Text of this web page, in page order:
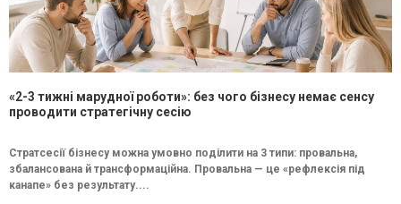
«2-3 тижні марудної роботи»: без чого бізнесу немає сенсу
проводити стратегічну сесію
Стратсесії бізнесу можна умовно поділити на 3 типи: провальна,
збалансована й трансформаційна. Провальна — це «рефлексія під
канапе» без результату....